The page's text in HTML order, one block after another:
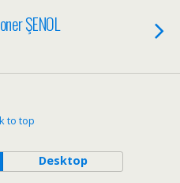
ŞENOL
to top
Desktop